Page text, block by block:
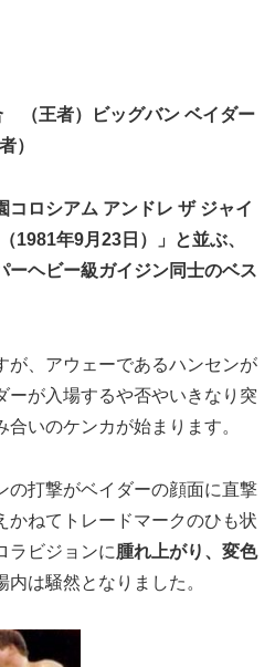
（王者）ビッグバン ベイダー
）
コロシアム アンドレ ザ ジャイ
1981年9月23日）」と並ぶ、
ーヘビー級ガイジン同士のベス
が、アウェーであるハンセンが
ーが入場するや否やいきなり突
いのケンカが始まります。
の打撃がベイダーの顔面に直撃
かねてトレードマークのひも状
ラビジョンに腫れ上がり、変色
内は騒然となりました。